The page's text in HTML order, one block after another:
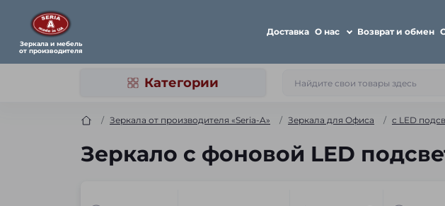
Зеркала и мебель
от производителя
Доставка О нас Возврат и обмен
Категории
Зеркала от производителя «Seria-A» Зеркала для Офиса c LED
Зеркало с фоновой LED